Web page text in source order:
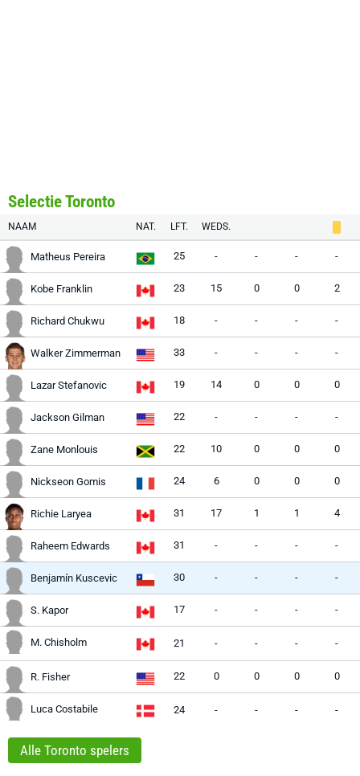
Selectie Toronto
NAAM NAT. LFT. WEDS.
Matheus Pereira 25 - - - -
Kobe Franklin 23 15 0 0 2
Richard Chukwu 18 - - - -
Walker Zimmerman 33 - - - -
Lazar Stefanovic 19 14 0 0 0
Jackson Gilman 22 - - - -
Zane Monlouis 22 10 0 0 0
Nickseon Gomis 24 6 0 0 0
Richie Laryea 31 17 1 1 4
Raheem Edwards 31 - - - -
Benjamín Kuscevic 30 - - - -
S. Kapor 17 - - - -
M. Chisholm 21 - - - -
R. Fisher 22 0 0 0 0
Luca Costabile 24 - - - -
Alle Toronto spelers